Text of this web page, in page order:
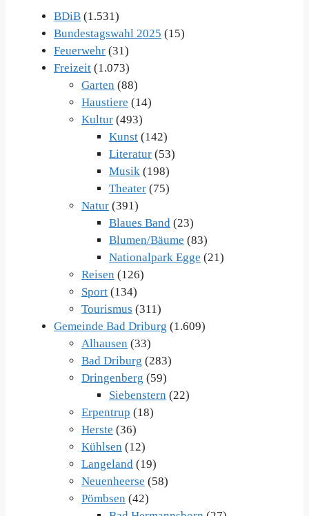
BDiB (1.531)
Bundestagswahl 2025 (15)
Feuerwehr (31)
Freizeit (1.073)
Garten (88)
Haustiere (14)
Kultur (493)
Kunst (142)
Literatur (53)
Musik (198)
Theater (75)
Natur (391)
Blaues Band (23)
Blumen/Bäume (83)
Nationalpark Egge (21)
Reisen (126)
Sport (134)
Tourismus (311)
Gemeinde Bad Driburg (1.609)
Alhausen (33)
Bad Driburg (283)
Dringenberg (59)
Siebenstern (22)
Erpentrup (18)
Herste (36)
Kühlsen (12)
Langeland (19)
Neuenheerse (58)
Pömbsen (42)